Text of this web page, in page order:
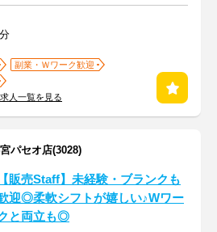
副業・Ｗワーク歓迎
人一覧を見る
パセオ店(3028)
【販売Staff】未経験・ブランクも
迎◎柔軟シフトが嬉しい♪Wワー
と両立も◎